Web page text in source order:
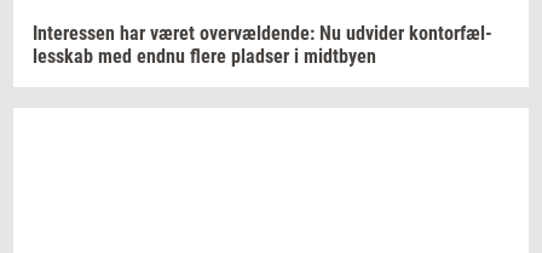
In­ter­es­sen har været over­væl­den­de: Nu ud­vi­der kon­tor­fæl­
les­skab med endnu flere plad­ser i midt­by­en